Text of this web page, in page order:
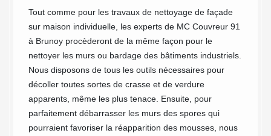
Tout comme pour les travaux de nettoyage de façade
sur maison individuelle, les experts de MC Couvreur 91
à Brunoy procèderont de la même façon pour le
nettoyer les murs ou bardage des bâtiments industriels.
Nous disposons de tous les outils nécessaires pour
décoller toutes sortes de crasse et de verdure
apparents, même les plus tenace. Ensuite, pour
parfaitement débarrasser les murs des spores qui
pourraient favoriser la réapparition des mousses, nous